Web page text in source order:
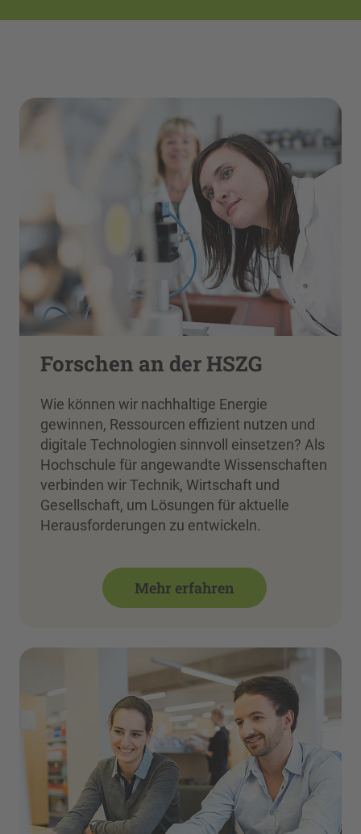
Forschen an der HSZG
Wie können wir nachhaltige Energie
gewinnen, Ressourcen effizient nutzen und
digitale Technologien sinnvoll einsetzen? Als
Hochschule für angewandte Wissenschaften
verbinden wir Technik, Wirtschaft und
Gesellschaft, um Lösungen für aktuelle
Herausforderungen zu entwickeln.
Mehr erfahren